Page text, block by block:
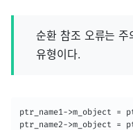
순환 참조 오류는 주
유형이다.
ptr_name1->m_object =
ptr_name2->m_object =